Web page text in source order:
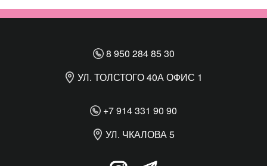
8 950 284 85 30
УЛ. ТОЛСТОГО 40А ОФИС 1
+7 914 331 90 90
УЛ. ЧКАЛОВА 5